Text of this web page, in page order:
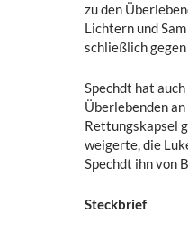
zu den
Lichtern und
schließlich
Spechdt hat
Überlebenden
Rettungskapsel
weigerte, die
Spechdt ihn von
Steckbrief